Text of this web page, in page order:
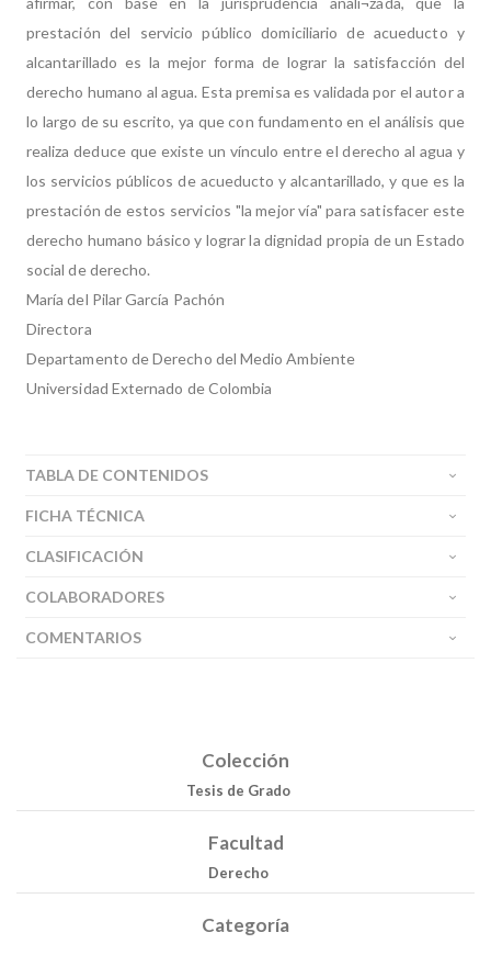
prestación del servicio público domiciliario de acueducto y
alcantarillado es la mejor forma de lograr la satisfacción del
derecho humano al agua. Esta premisa es validada por el autor a
lo largo de su escrito, ya que con fundamento en el análisis que
realiza deduce que existe un vínculo entre el derecho al agua y
los servicios públicos de acueducto y alcantarillado, y que es la
prestación de estos servicios "la mejor vía" para satisfacer este
derecho humano básico y lograr la dignidad propia de un Estado
social de derecho.
María del Pilar García Pachón
Directora
Departamento de Derecho del Medio Ambiente
Universidad Externado de Colombia
TABLA DE CONTENIDOS
FICHA TÉCNICA
CLASIFICACIÓN
COLABORADORES
COMENTARIOS
Colección
Tesis de Grado
Facultad
Derecho
Categoría